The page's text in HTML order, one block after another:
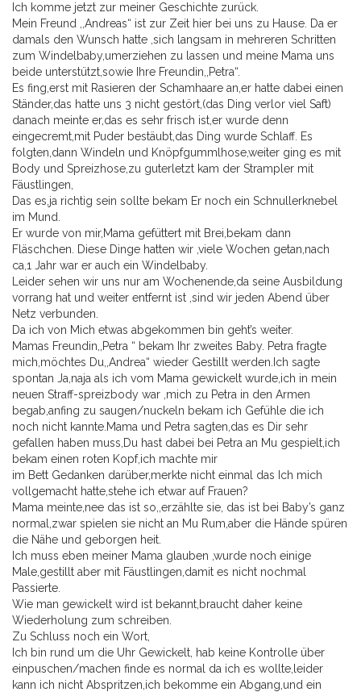
Ich komme jetzt zur meiner Geschichte zurück.
Mein Freund ,,Andreas“ ist zur Zeit hier bei uns zu Hause. Da er
damals den Wunsch hatte ,sich langsam in mehreren Schritten
zum Windelbaby,umerziehen zu lassen und meine Mama uns
beide unterstützt,sowie Ihre Freundin,,Petra“.
Es fing,erst mit Rasieren der Schamhaare an,er hatte dabei einen
Ständer,das hatte uns 3 nicht gestört,(das Ding verlor viel Saft)
danach meinte er,das es sehr frisch ist,er wurde denn
eingecremt,mit Puder bestäubt,das Ding wurde Schlaff. Es
folgten,dann Windeln und Knöpfgummlhose,weiter ging es mit
Body und Spreizhose,zu guterletzt kam der Strampler mit
Fäustlingen,
Das es,ja richtig sein sollte bekam Er noch ein Schnullerknebel
im Mund.
Er wurde von mir,Mama gefüttert mit Brei,bekam dann
Fläschchen. Diese Dinge hatten wir ,viele Wochen getan,nach
ca,1 Jahr war er auch ein Windelbaby.
Leider sehen wir uns nur am Wochenende,da seine Ausbildung
vorrang hat und weiter entfernt ist ,sind wir jeden Abend über
Netz verbunden.
Da ich von Mich etwas abgekommen bin geht’s weiter.
Mamas Freundin,,Petra “ bekam Ihr zweites Baby. Petra fragte
mich,möchtes Du,,Andrea“ wieder Gestillt werden.Ich sagte
spontan Ja,naja als ich vom Mama gewickelt wurde,ich in mein
neuen Straff-spreizbody war ,mich zu Petra in den Armen
begab,anfing zu saugen/nuckeln bekam ich Gefühle die ich
noch nicht kannte.Mama und Petra sagten,das es Dir sehr
gefallen haben muss,Du hast dabei bei Petra an Mu gespielt,ich
bekam einen roten Kopf,ich machte mir
im Bett Gedanken darüber,merkte nicht einmal das Ich mich
vollgemacht hatte,stehe ich etwar auf Frauen?
Mama meinte,nee das ist so,,erzählte sie, das ist bei Baby’s ganz
normal,zwar spielen sie nicht an Mu Rum,aber die Hände spüren
die Nähe und geborgen heit.
Ich muss eben meiner Mama glauben ,wurde noch einige
Male,gestillt aber mit Fäustlingen,damit es nicht nochmal
Passierte.
Wie man gewickelt wird ist bekannt,braucht daher keine
Wiederholung zum schreiben.
Zu Schluss noch ein Wort,
Ich bin rund um die Uhr Gewickelt, hab keine Kontrolle über
einpuschen/machen finde es normal da ich es wollte,leider
kann ich nicht Abspritzen,ich bekomme ein Abgang,und ein